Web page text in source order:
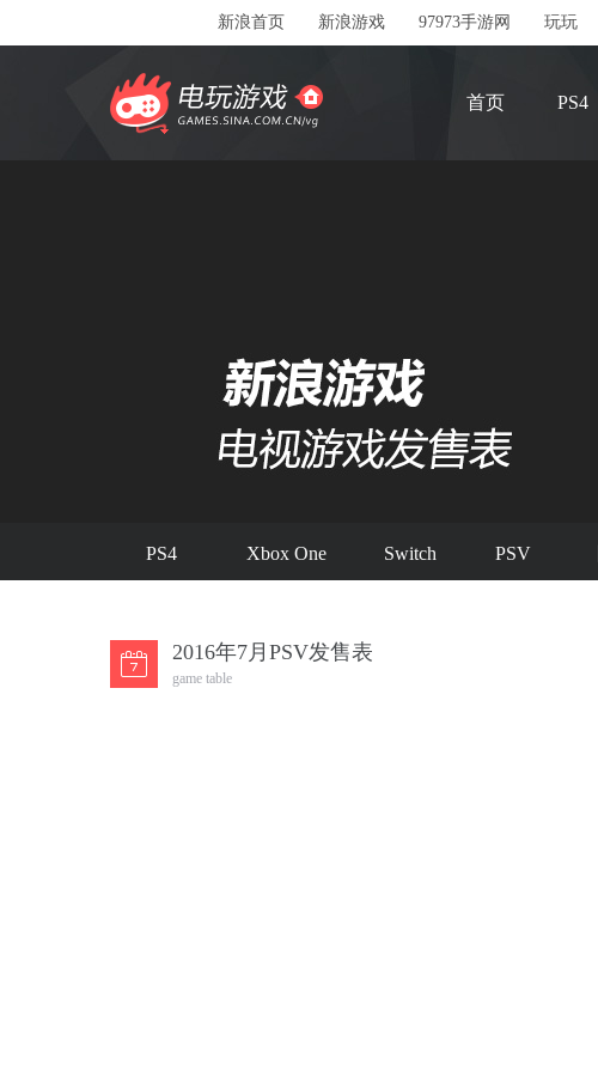
新浪首页 新浪游戏 97973手游网 玩玩
首页 PS4
PS4 Xbox One Switch PSV
2016年7月PSV发售表
game table